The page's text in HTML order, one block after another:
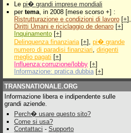
Le pi� grandi imprese mondiali
per tema, in 2008 [mese scorso +] :
Ristrutturazione e condizioni di lavoro [+],
Diritti Umani e riciclaggio de denaro [+]
Inquinamento [+]
Delinquenza finanziaria[+], pi� grande
numero di paradisi finanziari, dirigenti
meglio pagati [+]
Influenza:corruzione/lobby [+]
Informazione: pratica dubbia [+]
TRANSNATIONALE.ORG
Informazione libera e indipendente sulle
grandi aziende.
Perch� usare questo sito?
Come si usa?
Contattaci - Supporto